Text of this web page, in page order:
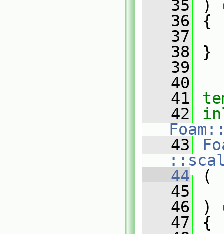
   35
)
   36
{
   37
   38
}
   39
   40
   41
   42
   43
   44
(
   45
   46
)
   47
{